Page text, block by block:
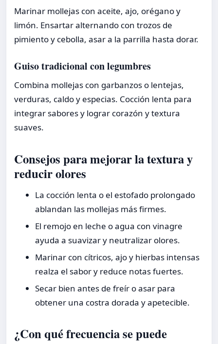
Marinar mollejas con aceite, ajo, orégano y
limón. Ensartar alternando con trozos de
pimiento y cebolla, asar a la parrilla hasta dorar.
Guiso tradicional con legumbres
Combina mollejas con garbanzos o lentejas,
verduras, caldo y especias. Cocción lenta para
integrar sabores y lograr corazón y textura
suaves.
Consejos para mejorar la textura y
reducir olores
La cocción lenta o el estofado prolongado
ablandan las mollejas más firmes.
El remojo en leche o agua con vinagre
ayuda a suavizar y neutralizar olores.
Marinar con cítricos, ajo y hierbas intensas
realza el sabor y reduce notas fuertes.
Secar bien antes de freír o asar para
obtener una costra dorada y apetecible.
¿Con qué frecuencia se puede